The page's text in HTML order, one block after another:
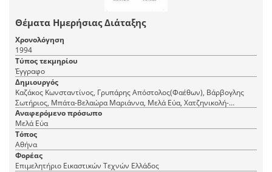
Θέματα Ημερήσιας Διάταξης
Χρονολόγηση
1994
Τύπος τεκμηρίου
Έγγραφο
Δημιουργός
Καζάκος Κωνσταντίνος, Γρυπάρης Απόστολος(Φαέθων), Βάρβογλης
Σωτήριος, Μπάτα-Βελαώρα Μαριάννα, Μελά Εύα, Χατζηνικολή-
Σαραφιανού Μαίρη, Φραντζής Μιχάλης, Δαραδήμος Χαράλαμπος
Αναφερόμενο πρόσωπο
Μελά Εύα
Τόπος
Αθήνα
Φορέας
Επιμελητήριο Εικαστικών Τεχνών Ελλάδος